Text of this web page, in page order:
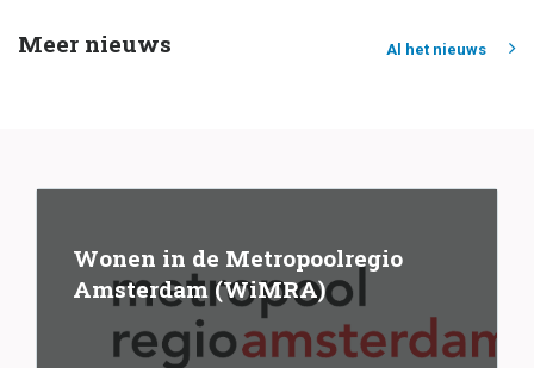
Meer nieuws Al het nieuws
Wonen in de Metropoolregio
Amsterdam (WiMRA)